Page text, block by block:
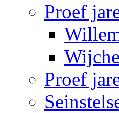
Proef
Proef